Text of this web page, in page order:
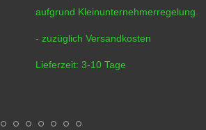
aufgrund Kleinunternehmerregelung.
- zuzüglichVersandkosten
Lieferzeit:3-10 Tage